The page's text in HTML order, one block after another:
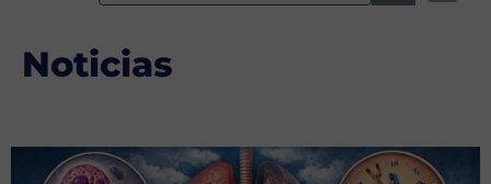
Noticias